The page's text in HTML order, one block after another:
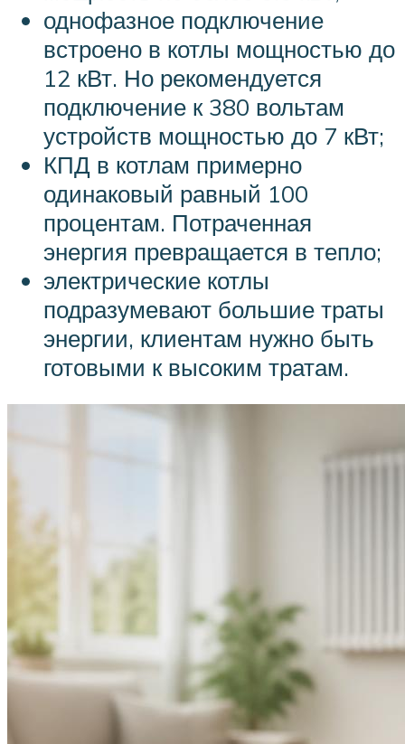
однофазное подключение
встроено в котлы мощностью до
12 кВт. Но рекомендуется
подключение к 380 вольтам
устройств мощностью до 7 кВт;
КПД в котлам примерно
одинаковый равный 100
процентам. Потраченная
энергия превращается в тепло;
электрические котлы
подразумевают большие траты
энергии, клиентам нужно быть
готовыми к высоким тратам.